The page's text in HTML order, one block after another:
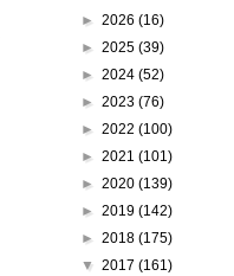
► 2026 (16)
► 2025 (39)
► 2024 (52)
► 2023 (76)
► 2022 (100)
► 2021 (101)
► 2020 (139)
► 2019 (142)
► 2018 (175)
▼ 2017 (161)